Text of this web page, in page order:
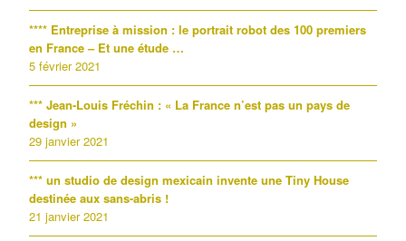
**** Entreprise à mission : le portrait robot des 100 premiers
en France – Et une étude …
5 février 2021
*** Jean-Louis Fréchin : « La France n’est pas un pays de
design »
29 janvier 2021
*** un studio de design mexicain invente une Tiny House
destinée aux sans-abris !
21 janvier 2021